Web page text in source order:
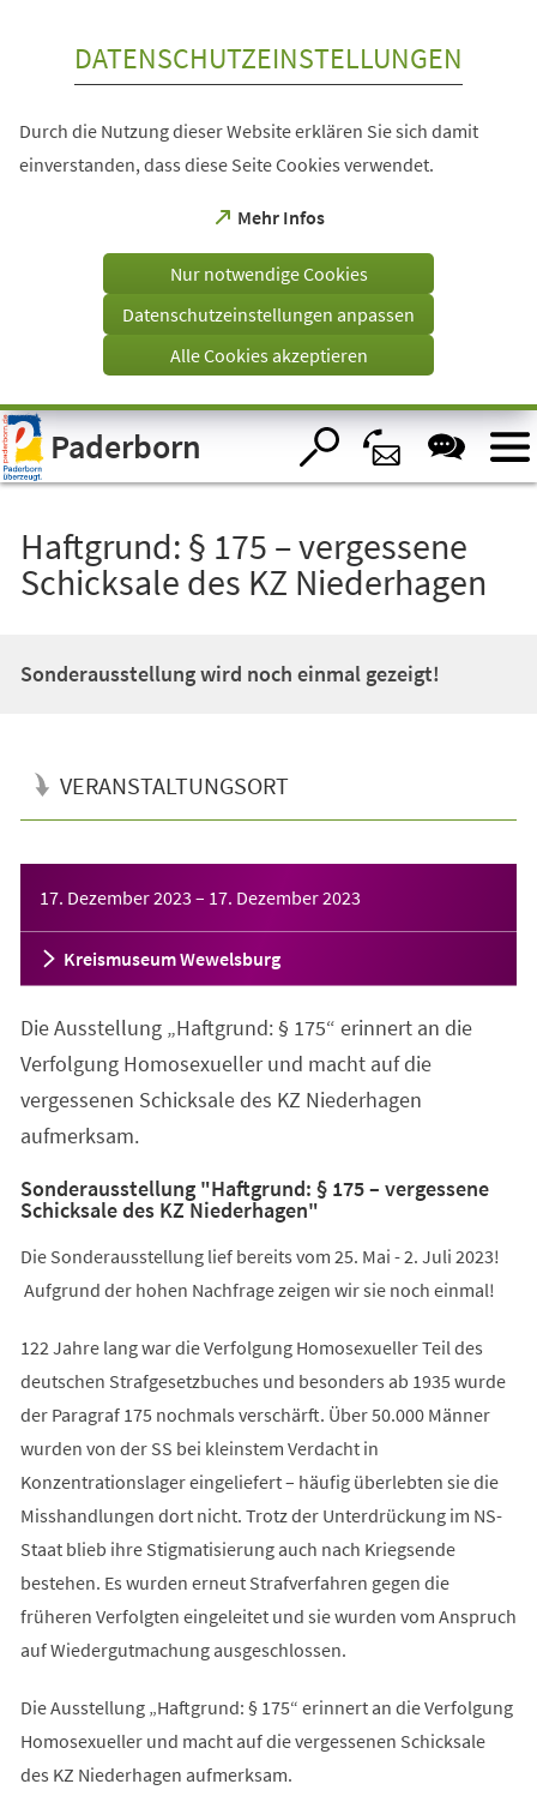
Visuelle
Assistenzsoftware
öffnen.
DATENSCHUTZEINSTELLUNGEN
Durch die Nutzung dieser Website erklären Sie sich damit
einverstanden, dass diese Seite Cookies verwendet.
Mehr Infos
(Öffnet
einem
Tab)
Nur notwendige Cookies
Datenschutzeinstellungen anpassen
Alle Cookies akzeptieren
Paderborn
Haftgrund: § 175 – vergessene
Schicksale des KZ Niederhagen
Sonderausstellung wird noch einmal gezeigt!
VERANSTALTUNGSORT
17. Dezember 2023 – 17. Dezember 2023
Kreismuseum Wewelsburg
Die Ausstellung „Haftgrund: § 175“ erinnert an die
Verfolgung Homosexueller und macht auf die
vergessenen Schicksale des KZ Niederhagen
aufmerksam.
Sonderausstellung "Haftgrund: § 175 – vergessene
Schicksale des KZ Niederhagen"
Die Sonderausstellung lief bereits vom 25. Mai - 2. Juli 2023!
Aufgrund der hohen Nachfrage zeigen wir sie noch einmal!
122 Jahre lang war die Verfolgung Homosexueller Teil des
deutschen Strafgesetzbuches und besonders ab 1935 wurde
der Paragraf 175 nochmals verschärft. Über 50.000 Männer
wurden von der SS bei kleinstem Verdacht in
Konzentrationslager eingeliefert – häufig überlebten sie die
Misshandlungen dort nicht. Trotz der Unterdrückung im NS-
Staat blieb ihre Stigmatisierung auch nach Kriegsende
bestehen. Es wurden erneut Strafverfahren gegen die
früheren Verfolgten eingeleitet und sie wurden vom Anspruch
auf Wiedergutmachung ausgeschlossen.
Die Ausstellung „Haftgrund: § 175“ erinnert an die Verfolgung
Homosexueller und macht auf die vergessenen Schicksale
des KZ Niederhagen aufmerksam.